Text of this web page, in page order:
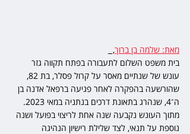
מאת: שלמה בן ברוך,
בית משפט השלום לתעבורה בפתח תקווה גזר
עונש של שנתיים מאסר על קרול פסלר, בת 82,
שהורשעה בהפקרה לאחר פגיעה ברפאל אדנה בן
ה־4, שנהרג בתאונת דרכים בנתניה במאי 2023.
מתוך העונש נקבעה שנה אחת לריצוי בפועל ושנה
נוספת על תנאי, לצד שלילת רישיון הנהיגה